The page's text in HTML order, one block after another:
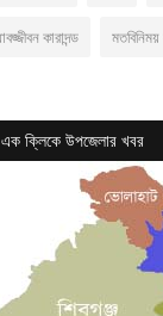
কারাদন্ড
এক ক্লিকে উপজেলার খবর